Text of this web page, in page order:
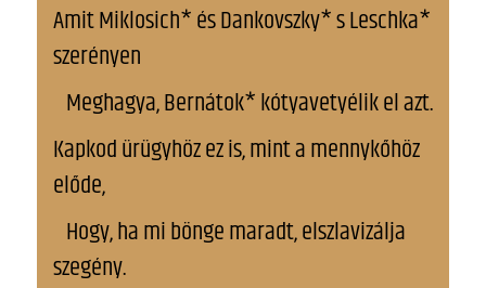
Amit Miklosich* és Dankovszky* s Leschka*
szerényen
Meghagya, Bernátok* kótyavetyélik el azt.
Kapkod ürügyhöz ez is, mint a mennykőhöz
előde,
Hogy, ha mi bönge maradt, elszlavizálja
szegény.